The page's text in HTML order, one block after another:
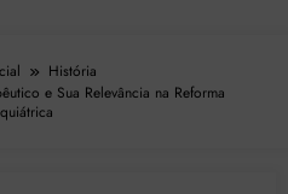
História
e Sua Relevância na Reforma